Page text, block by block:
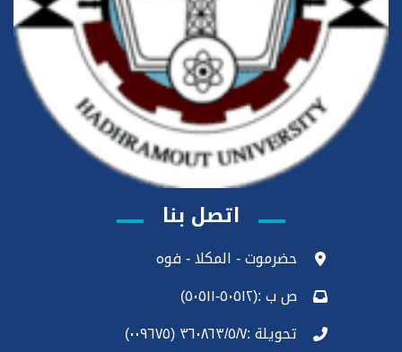
اتصل بنا
حضرموت - المكلا - فوه
ص ب :(٥٠٥١٢-٥٠٥١١)
تحويلة :٣٦٠٨٦٣/٥/٧ (٠٠٩٦٧٥)